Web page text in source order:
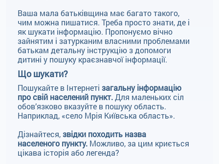
Ваша мала батьківщина має багато такого,
чим можна пишатися. Треба просто знати, де і
як шукати інформацію. Пропонуємо вічно
зайнятим і затурканим власними проблемами
батькам детальну інструкцію з допомоги
дитині у пошуку краєзнавчої інформації.
Що шукати?
Пошукайте в Інтернеті загальну інформацію
про свій населений пункт.Для маленьких сіл
обов’язково вказуйте в пошуку область.
Наприклад, «село Мрія Київська область».
Дізнайтеся,звідки походить назва
населеного пункту. Можливо, за цим криється
цікава історія або легенда?